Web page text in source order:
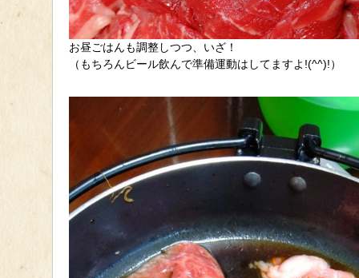
お昼ごはんも調整しつつ、いざ！
（もちろんビール飲んで準備運動はしてますよ!(^^)!）